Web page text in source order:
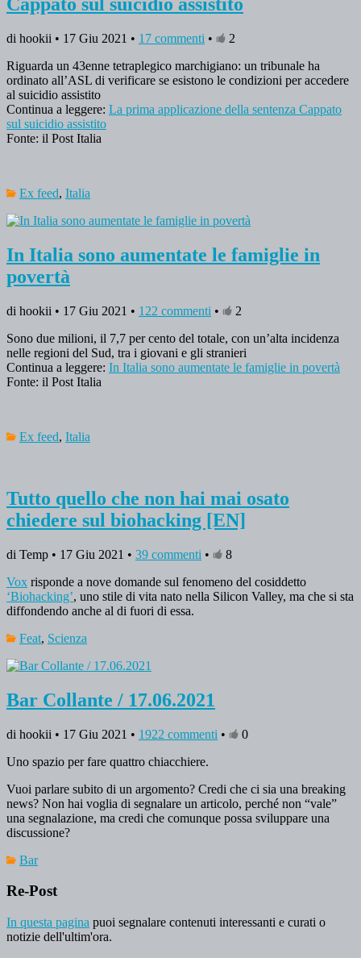
Cappato sul suicidio assistito
di hookii • 17 Giu 2021 • 17 commenti •
2
Riguarda un 43enne tetraplegico marchigiano: un tribunale ha
ordinato all’ASL di verificare se esistono le condizioni per accedere
al suicidio assistito
Continua a leggere: La prima applicazione della sentenza Cappato
sul suicidio assistito
Fonte: il Post Italia
Ex feed, Italia
In Italia sono aumentate le famiglie in
povertà
di hookii • 17 Giu 2021 • 122 commenti •
2
Sono due milioni, il 7,7 per cento del totale, con un’alta incidenza
nelle regioni del Sud, tra i giovani e gli stranieri
Continua a leggere: In Italia sono aumentate le famiglie in povertà
Fonte: il Post Italia
Ex feed, Italia
Tutto quello che non hai mai osato
chiedere sul biohacking [EN]
di Temp • 17 Giu 2021 • 39 commenti •
8
Vox risponde a nove domande sul fenomeno del cosiddetto
‘Biohacking’, uno stile di vita nato nella Silicon Valley, ma che si sta
diffondendo anche al di fuori di essa.
Feat, Scienza
Bar Collante / 17.06.2021
di hookii • 17 Giu 2021 • 1922 commenti •
0
Uno spazio per fare quattro chiacchiere.
Vuoi parlare subito di un argomento? Credi che ci sia una breaking
news? Non hai voglia di segnalare un articolo, perché non “vale”
una segnalazione, ma credi che comunque possa sviluppare una
discussione?
Bar
Re-Post
In questa pagina puoi segnalare contenuti interessanti e curati o
notizie dell'ultim'ora.